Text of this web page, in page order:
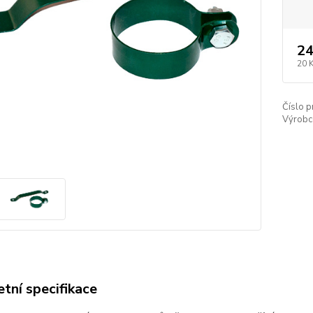
20
Číslo
specifikace